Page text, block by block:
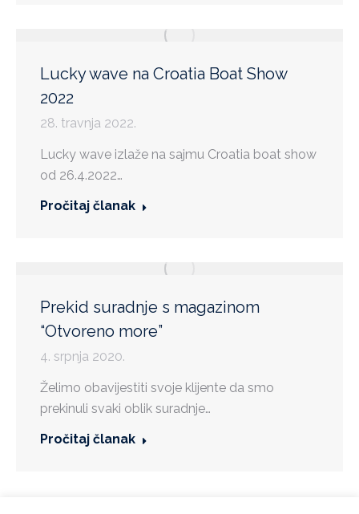
Lucky wave na Croatia Boat Show
2022
28. travnja 2022.
Lucky wave izlaže na sajmu Croatia boat show
od 26.4.2022…
Pročitaj članak
Prekid suradnje s magazinom
“Otvoreno more”
4. srpnja 2020.
Želimo obavijestiti svoje klijente da smo
prekinuli svaki oblik suradnje…
Pročitaj članak